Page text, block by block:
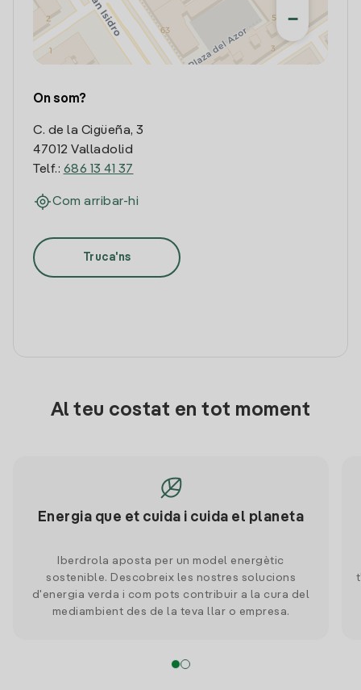
−
On som?
C. de la Cigüeña, 3
47012 Valladolid
Telf.: 686 13 41 37
Com arribar-hi
Truca'ns
Al teu costat en tot moment
Energia que et cuida i cuida el planeta
Iberdrola aposta per un model energètic
sostenible. Descobreix les nostres solucions
d'energia verda i com pots contribuir a la cura del
mediambient des de la teva llar o empresa.